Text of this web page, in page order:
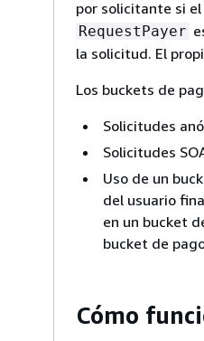
por solicitante si
RequestPayer
la solicitud. El
Los buckets de
Solicitudes
Solicitudes
Uso de un
del usuario
en un bucket
bucket de
Cómo